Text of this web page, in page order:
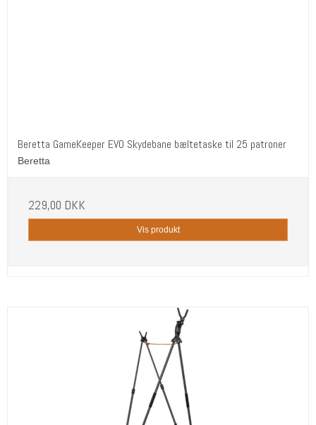
Beretta GameKeeper EVO Skydebane bæltetaske til 25 patroner
Beretta
229,00 DKK
Vis produkt